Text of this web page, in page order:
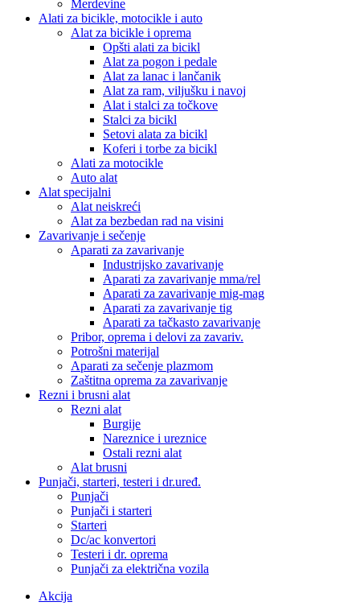
Merdevine
Alati za bicikle, motocikle i auto
Alat za bicikle i oprema
Opšti alati za bicikl
Alat za pogon i pedale
Alat za lanac i lančanik
Alat za ram, viljušku i navoj
Alat i stalci za točkove
Stalci za bicikl
Setovi alata za bicikl
Koferi i torbe za bicikl
Alati za motocikle
Auto alat
Alat specijalni
Alat neiskreći
Alat za bezbedan rad na visini
Zavarivanje i sečenje
Aparati za zavarivanje
Industrijsko zavarivanje
Aparati za zavarivanje mma/rel
Aparati za zavarivanje mig-mag
Aparati za zavarivanje tig
Aparati za tačkasto zavarivanje
Pribor, oprema i delovi za zavariv.
Potrošni materijal
Aparati za sečenje plazmom
Zaštitna oprema za zavarivanje
Rezni i brusni alat
Rezni alat
Burgije
Nareznice i ureznice
Ostali rezni alat
Alat brusni
Punjači, starteri, testeri i dr.uređ.
Punjači
Punjači i starteri
Starteri
Dc/ac konvertori
Testeri i dr. oprema
Punjači za električna vozila
Akcija